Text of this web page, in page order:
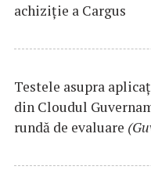
achiziție a Cargus
Testele asupra
din Cloudul
rundă de evaluare